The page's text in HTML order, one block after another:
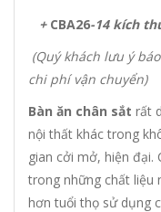
+ CBA26-14 kích
(Quý khách lưu ý
chi phí vận chuyển)
Bàn ăn chân sắt rất
nội thất khác trong
gian cởi mở, hiện đại.
trong những chất liệu
hơn tuổi thọ sử dụng